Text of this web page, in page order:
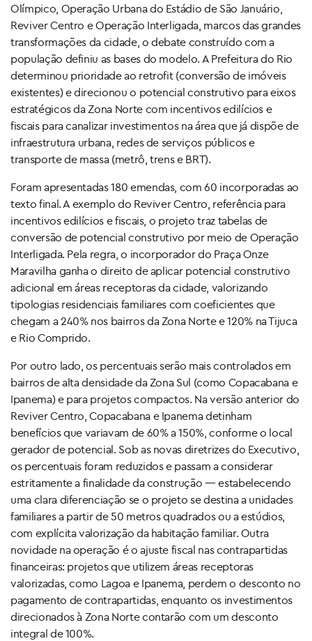
Olímpico, Operação Urbana do Estádio de São Januário,
Reviver Centro e Operação Interligada, marcos das grandes
transformações da cidade, o debate construído com a
população definiu as bases do modelo. A Prefeitura do Rio
determinou prioridade ao retrofit (conversão de imóveis
existentes) e direcionou o potencial construtivo para eixos
estratégicos da Zona Norte com incentivos edilícios e
fiscais para canalizar investimentos na área que já dispõe de
infraestrutura urbana, redes de serviços públicos e
transporte de massa (metrô, trens e BRT).
Foram apresentadas 180 emendas, com 60 incorporadas ao
texto final. A exemplo do Reviver Centro, referência para
incentivos edilícios e fiscais, o projeto traz tabelas de
conversão de potencial construtivo por meio de Operação
Interligada. Pela regra, o incorporador do Praça Onze
Maravilha ganha o direito de aplicar potencial construtivo
adicional em áreas receptoras da cidade, valorizando
tipologias residenciais familiares com coeficientes que
chegam a 240% nos bairros da Zona Norte e 120% na Tijuca
e Rio Comprido.
Por outro lado, os percentuais serão mais controlados em
bairros de alta densidade da Zona Sul (como Copacabana e
Ipanema) e para projetos compactos. Na versão anterior do
Reviver Centro, Copacabana e Ipanema detinham
benefícios que variavam de 60% a 150%, conforme o local
gerador de potencial. Sob as novas diretrizes do Executivo,
os percentuais foram reduzidos e passam a considerar
estritamente a finalidade da construção — estabelecendo
uma clara diferenciação se o projeto se destina a unidades
familiares a partir de 50 metros quadrados ou a estúdios,
com explícita valorização da habitação familiar. Outra
novidade na operação é o ajuste fiscal nas contrapartidas
financeiras: projetos que utilizem áreas receptoras
valorizadas, como Lagoa e Ipanema, perdem o desconto no
pagamento de contrapartidas, enquanto os investimentos
direcionados à Zona Norte contarão com um desconto
integral de 100%.